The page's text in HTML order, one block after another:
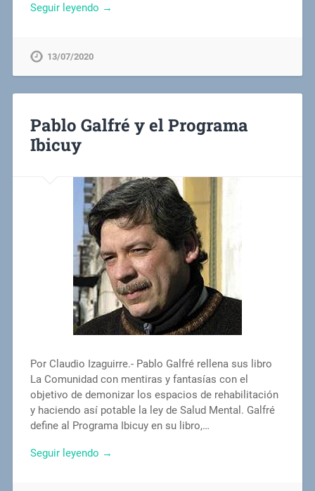
Seguir leyendo →
13/07/2020
Pablo Galfré y el Programa
Ibicuy
Por Claudio Izaguirre.- Pablo Galfré rellena sus libro
La Comunidad con mentiras y fantasías con el
objetivo de demonizar los espacios de rehabilitación
y haciendo así potable la ley de Salud Mental. Galfré
define al Programa Ibicuy en su libro,…
Seguir leyendo →